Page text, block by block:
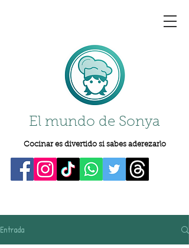
El mundo de Sonya
Cocinar es divertido si sabes aderezarlo
Entrada